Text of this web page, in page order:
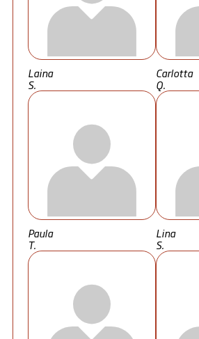
Laina
S.
Carlotta
Q.
Paula
T.
Lina
S.